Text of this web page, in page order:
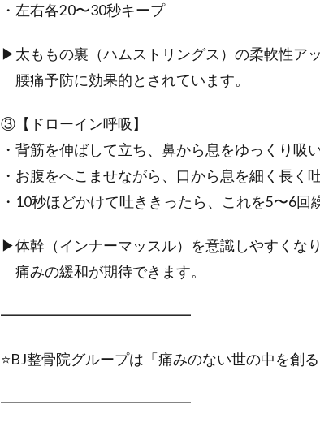
・左右各20〜30秒キープ
▶太ももの裏（ハムストリングス）の柔軟性ア
腰痛予防に効果的とされています。
③【ドローイン呼吸】
・背筋を伸ばして立ち、鼻から息をゆっくり吸
・お腹をへこませながら、口から息を細く長く
・10秒ほどかけて吐ききったら、これを5〜6回
▶体幹（インナーマッスル）を意識しやすくな
痛みの緩和が期待できます。
━━━━━━━━━━━━━
⭐️BJ整骨院グループは「痛みのない世の中を創
━━━━━━━━━━━━━